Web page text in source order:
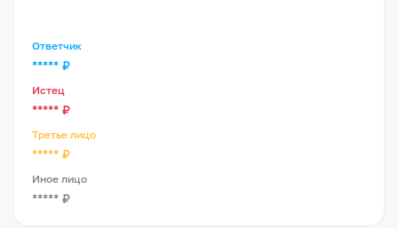
Ответчик
***** ₽
Истец
***** ₽
Третье лицо
***** ₽
Иное лицо
***** ₽